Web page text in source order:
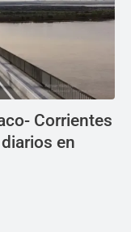
Corrientes
en